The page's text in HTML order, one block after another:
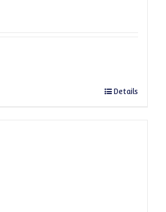
Dieses Produkt weist mehrere Varianten
Details